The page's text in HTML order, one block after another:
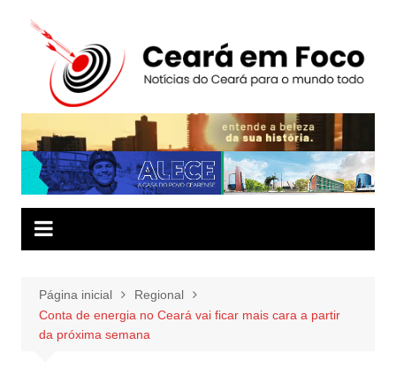
conteúdo
Página inicial
Regional
Conta de energia no Ceará vai ficar mais cara a partir
da próxima semana